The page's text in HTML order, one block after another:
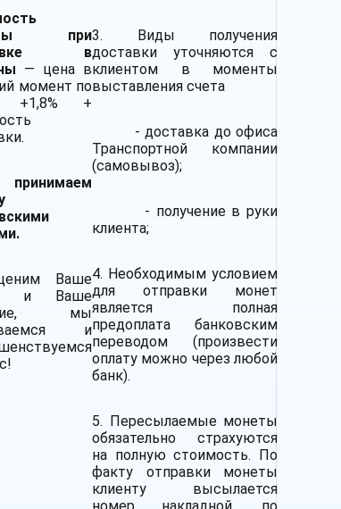
при
в
— цена в
момент по
+1,8% +
Ваше
и Ваше
мы
и
3. Виды получения
доставки уточняются с
клиентом в моменты
выставления счета
- доставка до офиса
Транспортной компании
(самовывоз);
- получение в руки
клиента;
4. Необходимым условием
для отправки монет
является полная
предоплата банковским
переводом (произвести
оплату можно через любой
банк).
5. Пересылаемые монеты
обязательно страхуются
на полную стоимость. По
факту отправки монеты
клиенту высылается
номер накладной, по